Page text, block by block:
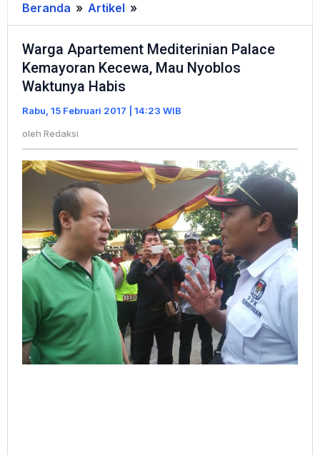
Beranda » Artikel »
Apartement
Mediterinian
Palace
Kecewa,
Nyoblos
Waktunya
Habis
Warga Apartement Mediterinian Palace
Kemayoran Kecewa, Mau Nyoblos
Waktunya Habis
Rabu, 15 Februari 2017 | 14:23 WIB
oleh Redaksi